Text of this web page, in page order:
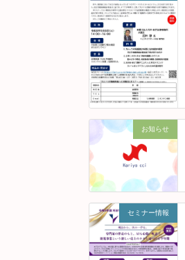
お知らせ
セミナー情報